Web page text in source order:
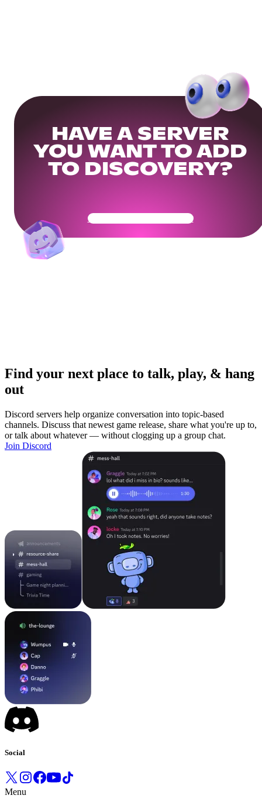
HAVE A SERVER
YOU WANT TO ADD
TO DISCOVERY?
Get Your Community Ready
Find your next place to talk, play, & hang
out
Discord servers help organize conversation into topic-based
channels. Discuss that newest game release, share what you're up to,
or talk about whatever — without clogging up a group chat.
Join Discord
Social
Menu